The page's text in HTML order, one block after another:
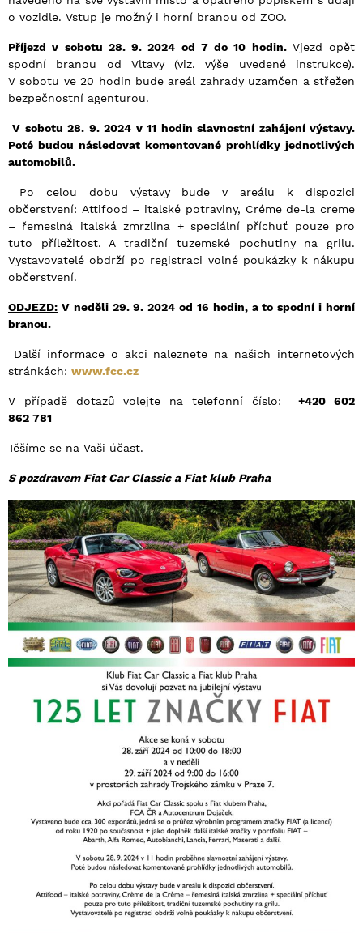
o vozidle. Vstup je možný i horní branou od ZOO.
Příjezd v sobotu 28. 9. 2024 od 7 do 10 hodin. Vjezd opět
spodní branou od Vltavy (viz. výše uvedené instrukce).
V sobotu ve 20 hodin bude areál zahrady uzamčen a střežen
bezpečnostní agenturou.
V sobotu 28. 9. 2024 v 11 hodin slavnostní zahájení výstavy.
Poté budou následovat komentované prohlídky jednotlivých
automobilů.
Po celou dobu výstavy bude v areálu k dispozici
občerstvení: Attifood – italské potraviny, Créme de-la creme
– řemeslná italská zmrzlina + speciální příchuť pouze pro
tuto příležitost. A tradiční tuzemské pochutiny na grilu.
Vystavovatelé obdrží po registraci volné poukázky k nákupu
občerstvení.
ODJEZD: V neděli 29. 9. 2024 od 16 hodin, a to spodní i horní
branou.
Další informace o akci naleznete na našich internetových
stránkách: www.fcc.cz
V případě dotazů volejte na telefonní číslo:+420 602
862 781
Těšíme se na Vaši účast.
S pozdravem Fiat Car Classic a Fiat klub Praha